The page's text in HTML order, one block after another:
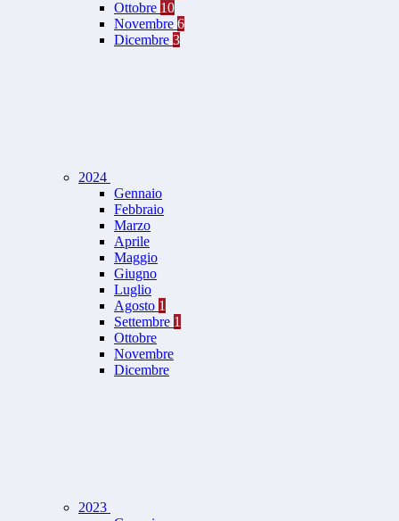
Ottobre 10
Novembre 6
Dicembre 3
2024
Gennaio
Febbraio
Marzo
Aprile
Maggio
Giugno
Luglio
Agosto 1
Settembre 1
Ottobre
Novembre
Dicembre
2023